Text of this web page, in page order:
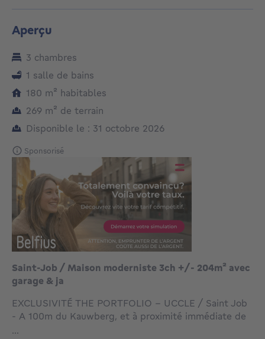
Aperçu
3 chambres
1 salle de bains
180 m² mètres carrés
habitables
269 m² mètres carrés
de terrain
Disponible le : 31 octobre 2026
Sponsorisé
Saint-Job / Maison moderniste 3ch +/- 204m² avec
garage & ja
EXCLUSIVITÉ THE PORTFOLIO - UCCLE / Saint Job
- A 100m du Kauwberg, et à proximité immédiate de
...